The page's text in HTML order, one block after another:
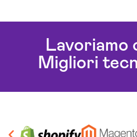
Lavoriamo
Migliori